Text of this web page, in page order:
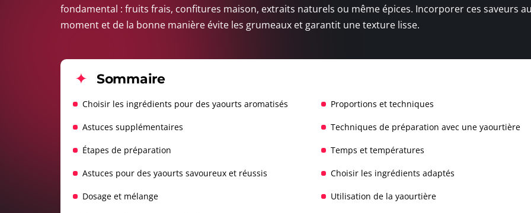
fondamental : fruits frais, confitures maison, extraits naturels ou même épices. Incorporer ces saveurs
moment et de la bonne manière évite les grumeaux et garantit une texture lisse.
Sommaire
Choisir les ingrédients pour des yaourts aromatisés Proportions et techniques
Astuces supplémentaires Techniques de préparation avec une yaourtière
Étapes de préparation Temps et températures
Astuces pour des yaourts savoureux et réussis Choisir les ingrédients adaptés
Dosage et mélange Utilisation de la yaourtière